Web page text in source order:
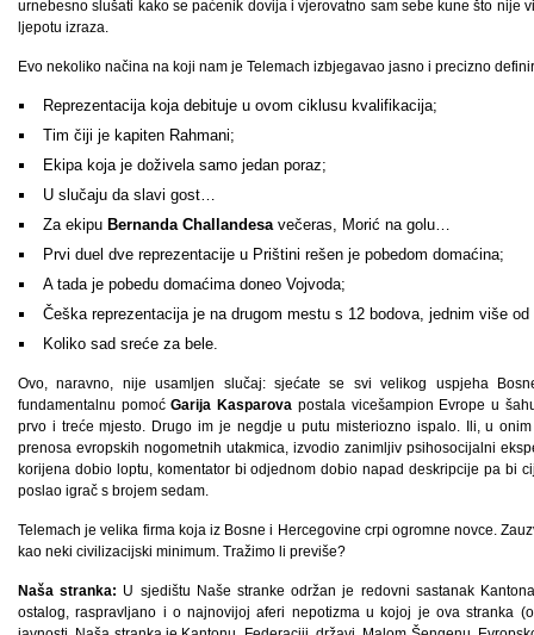
urnebesno slušati kako se paćenik dovija i vjerovatno sam sebe kune što nije
ljepotu izraza.
Evo nekoliko načina na koji nam je Telemach izbjegavao jasno i precizno
Reprezentacija koja debituje u ovom ciklusu kvalifikacija;
Tim čiji je kapiten Rahmani;
Ekipa koja je doživela samo jedan poraz;
U slučaju da slavi gost…
Za ekipu Bernanda Challandesavečeras, Morić na golu…
Prvi duel dve reprezentacije u Prištini rešen je pobedom domaćina;
A tada je pobedu domaćima doneo Vojvoda;
Češka reprezentacija je na drugom mestu s 12 bodova, jednim više
Koliko sad sreće za bele.
Ovo, naravno, nije usamljen slučaj: sjećate se svi velikog uspjeha
fundamentalnu pomoćGarija Kasparova postala vicešampion Evrope u
prvo i treće mjesto. Drugo im je negdje u putu misteriozno ispalo. Ili, u
prenosa evropskih nogometnih utakmica, izvodio zanimljiv psihosocijalni
korijena dobio loptu, komentator bi odjednom dobio napad deskripcije pa bi
poslao igrač s brojem sedam.
Telemach je velika firma koja iz Bosne i Hercegovine crpi ogromne novce.
kao neki civilizacijski minimum. Tražimo li previše?
Naša stranka: U sjedištu Naše stranke održan je redovni sastanak
ostalog, raspravljano i o najnovijoj aferi nepotizma u kojoj je ova stranka